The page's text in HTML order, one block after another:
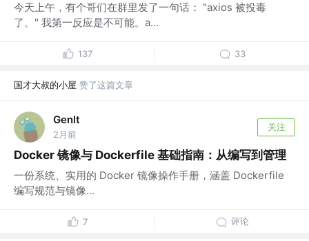
今天上午，有个哥们在群里发了一句话： "axios 被投毒
了。" 我第一反应是不可能。a...
137 33
国才大叔的小屋 赞了这篇文章
Genlt
2月前
关注
Docker 镜像与 Dockerfile 基础指南：从编写到管理
一份系统、实用的 Docker 镜像操作手册，涵盖 Dockerfile
编写规范与镜像...
7 评论